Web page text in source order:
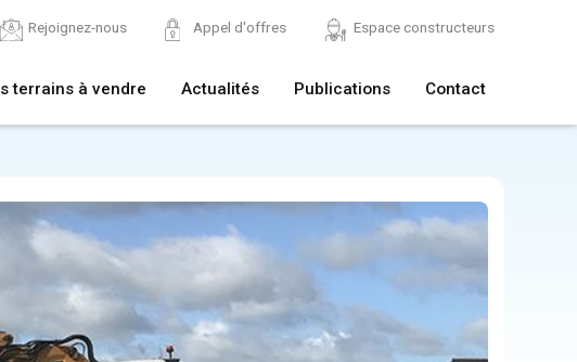
Rejoignez-nous Appel d'offres Espace constructeurs
terrains à vendre Actualités Publications Contact